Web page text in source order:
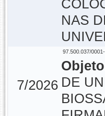
NAS
7/2026
97.500.037/
DE